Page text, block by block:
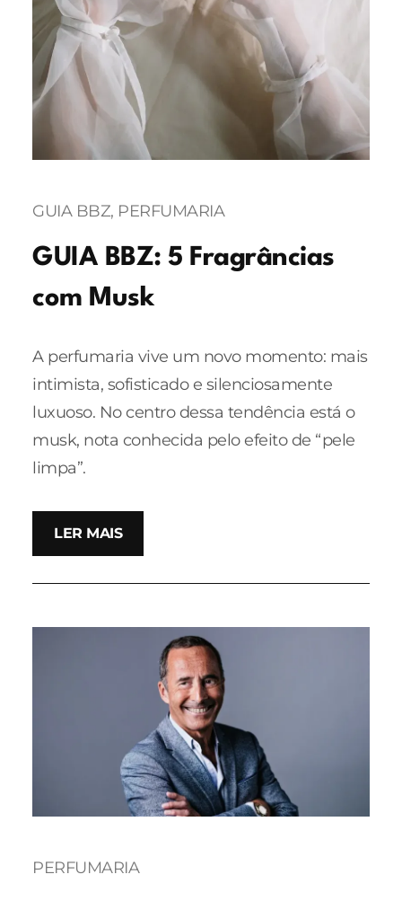
GUIA BBZ, PERFUMARIA
GUIA BBZ: 5 Fragrâncias
com Musk
A perfumaria vive um novo momento: mais
intimista, sofisticado e silenciosamente
luxuoso. No centro dessa tendência está o
musk, nota conhecida pelo efeito de “pele
limpa”.
LER MAIS
PERFUMARIA